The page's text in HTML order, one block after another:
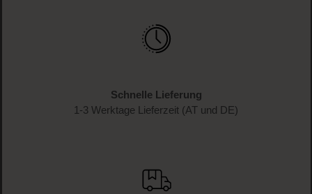
Schnelle Lieferung
1-3 Werktage Lieferzeit (AT und DE)